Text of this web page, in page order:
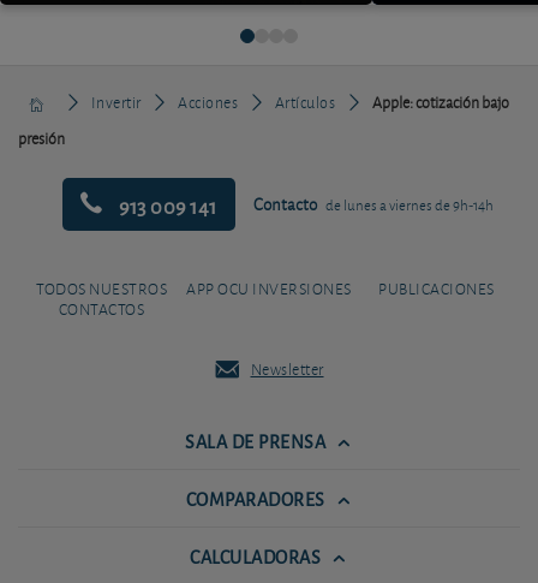
Invertir Acciones Artículos
Apple: cotización bajo
presión
913 009 141 Contacto de lunes a viernes de 9h-14h
TODOS NUESTROS
CONTACTOS
APP OCU INVERSIONES PUBLICACIONES
Newsletter
SALA DE PRENSA
COMPARADORES
CALCULADORAS